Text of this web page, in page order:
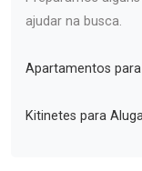
ajudar na busca.
Apartamentos
Kitinetes para